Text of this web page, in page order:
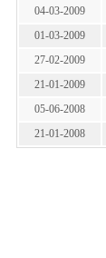
04-03-2009
01-03-2009
27-02-2009
21-01-2009
05-06-2008
21-01-2008